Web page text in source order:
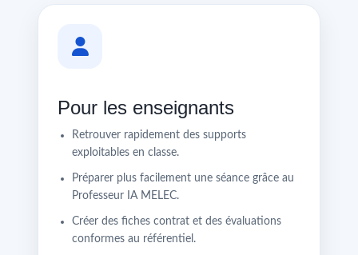
Pour les enseignants
Retrouver rapidement des supports
exploitables en classe.
Préparer plus facilement une séance grâce au
Professeur IA MELEC.
Créer des fiches contrat et des évaluations
conformes au référentiel.